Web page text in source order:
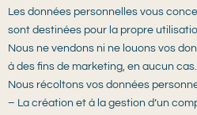
Les données personnelles vous
sont destinées pour la propre
Nous ne vendons ni ne louons vos
à des fins de marketing, en aucun cas.
Nous récoltons vos données
– La création et à la gestion d’un